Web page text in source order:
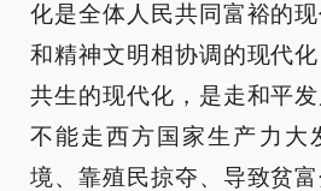
化是全体人民共同富裕的
和精神文明相协调的现代
共生的现代化，是走和平
不能走西方国家生产力大
境、靠殖民掠夺、导致贫